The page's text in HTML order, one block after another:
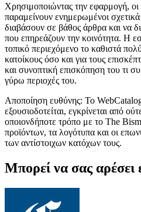
Χρησιμοποιώντας την εφαρμογή,
παραμείνουν ενημερωμένοι
διαβάσουν σε βάθος άρθρα και να
που επηρεάζουν την κοινότητα. Η
τοπικό περιεχόμενο το καθιστά
κατοίκους όσο και για τους
και συνοπτική επισκόπηση του τι
γύρω περιοχές του.
Αποποίηση ευθύνης: Το WebCatalog
εξουσιοδοτείται, εγκρίνεται από
οποιονδήποτε τρόπο με το The
προϊόντων, τα λογότυπα και οι
των αντίστοιχων κατόχων τους.
Μπορεί να σας αρέσει